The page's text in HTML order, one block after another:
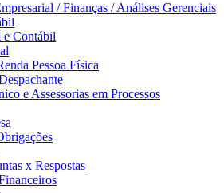
/ Finanças / Análises Gerenciais
e Contábil
Pessoa Física
e Assessorias em Processos
x Respostas